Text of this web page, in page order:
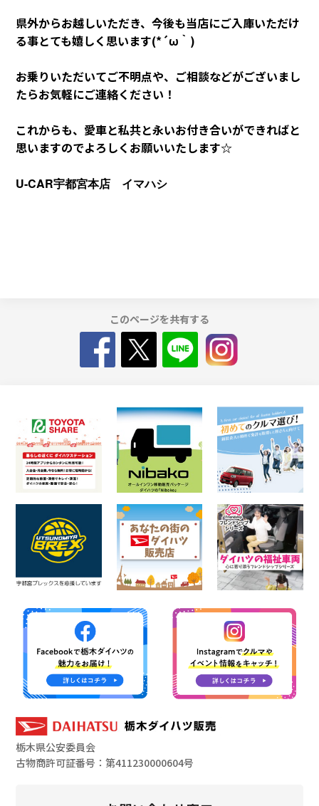
県外からお越しいただき、今後も当店にご入庫いただけ
る事とても嬉しく思います(*´ω｀)
お乗りいただいてご不明点や、ご相談などがございまし
たらお気軽にご連絡ください！
これからも、愛車と私共と永いお付き合いができればと
思いますのでよろしくお願いいたします☆
U-CAR宇都宮本店 イマハシ
このページを共有する
栃木県公安委員会
古物商許可証番号：第411230000604号